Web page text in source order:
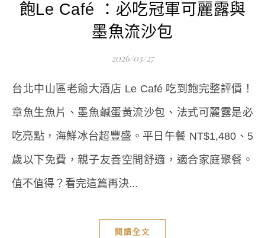
飽Le Café ：必吃冠軍可麗露與
墨魚流沙包
2026/03/27
台北中山區老爺大酒店 Le Café 吃到飽完整評價！
章魚生魚片、墨魚鹹蛋黃流沙包、法式可麗露是必
吃亮點，海鮮冰台超豐盛。平日午餐 NT$1,480、5
歲以下免費，親子友善空間舒適，適合家庭聚餐。
值不值得？看完這篇再決...
閱讀全文